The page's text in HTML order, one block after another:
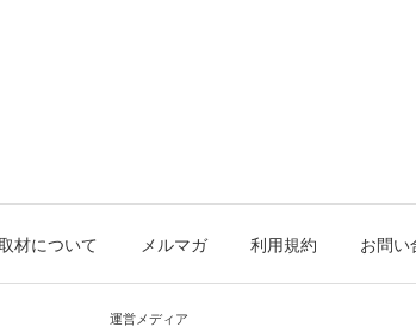
材について メルマガ 利用規約 お問い
運営メディア